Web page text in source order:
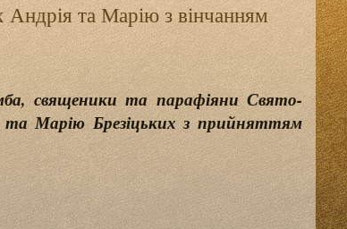
Андрія та Марію з вінчанням
священики та парафіяни Свято-
та Марію Брезіцьких з прийняттям